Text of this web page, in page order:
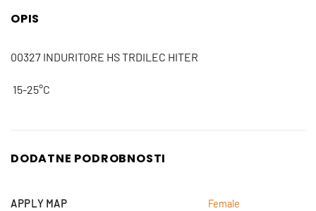
OPIS
00327 INDURITORE HS TRDILEC HITER
15-25°C
DODATNE PODROBNOSTI
APPLY MAP Female